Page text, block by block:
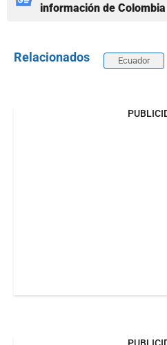
información de
Relacionados Ecuador